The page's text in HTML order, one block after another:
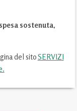
sostenuta,
del sitoSERVIZI